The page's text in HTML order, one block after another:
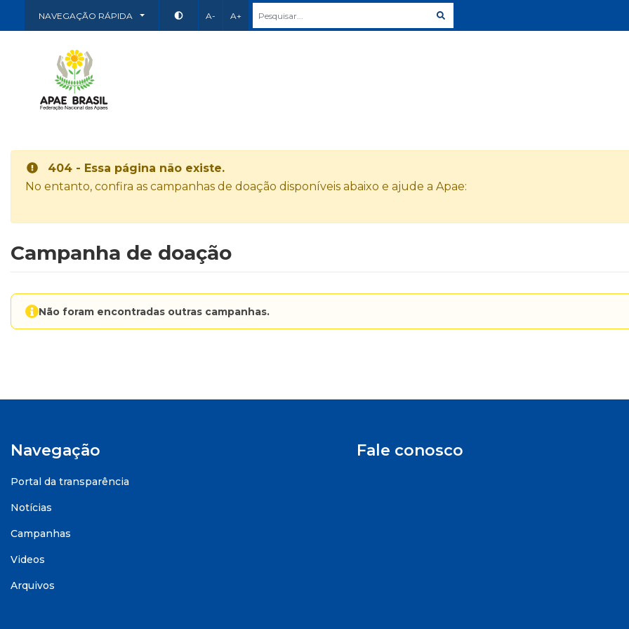
NAVEGAÇÃO RÁPIDA A- A+
404 - Essa página não existe.
No entanto, confira as campanhas de doação disponíveis abaixo e ajude a Apae:
Campanha de doação
Não foram encontradas outras campanhas.
Navegação
Portal da transparência
Notícias
Campanhas
Videos
Arquivos
Fale conosco